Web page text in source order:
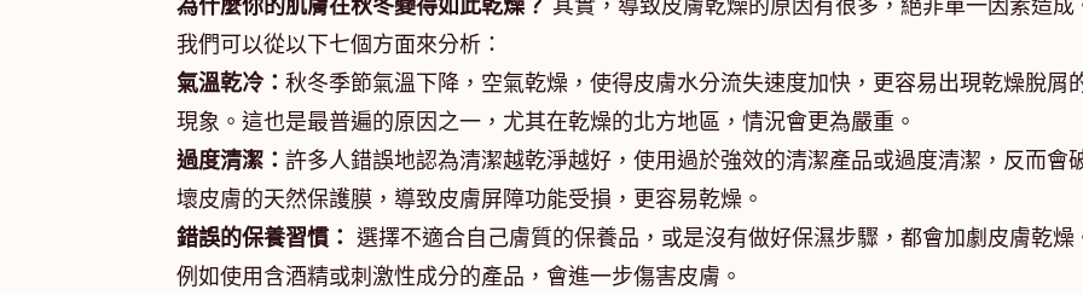
為什麼你的肌膚在秋冬變得如此乾燥？ 其實，導致皮膚乾燥的原因有很多，絕非單一因素造成
我們可以從以下七個方面來分析：
氣溫乾冷： 秋冬季節氣溫下降，空氣乾燥，使得皮膚水分流失速度加快，更容易出現乾燥脫屑
現象。這也是最普遍的原因之一，尤其在乾燥的北方地區，情況會更為嚴重。
過度清潔： 許多人錯誤地認為清潔越乾淨越好，使用過於強效的清潔產品或過度清潔，反而會
壞皮膚的天然保護膜，導致皮膚屏障功能受損，更容易乾燥。
錯誤的保養習慣： 選擇不適合自己膚質的保養品，或是沒有做好保濕步驟，都會加劇皮膚乾燥
例如使用含酒精或刺激性成分的產品，會進一步傷害皮膚。